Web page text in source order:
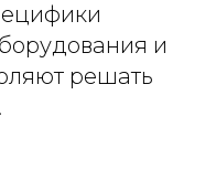
и
решать